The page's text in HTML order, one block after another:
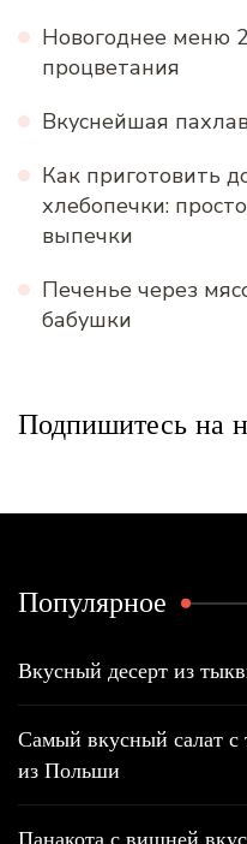
Новогоднее меню
процветания
Вкуснейшая
Как приготовить
хлебопечки:
выпечки
Печенье через
бабушки
Подпишитесь на
Популярное
Вкусный десерт из
Самый вкусный салат
из Польши